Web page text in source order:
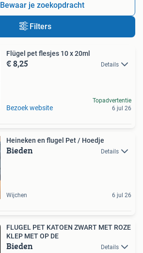
Bewaar je zoekopdracht
Filters
Flügel pet flesjes 10 x 20ml
€ 8,25 Details
Bezoek website
Topadvertentie
6 jul 26
Heineken en flugel Pet / Hoedje
Bieden Details
Wijchen 6 jul 26
FLUGEL PET KATOEN ZWART MET ROZE
KLEP MET OP DE
Bieden Details